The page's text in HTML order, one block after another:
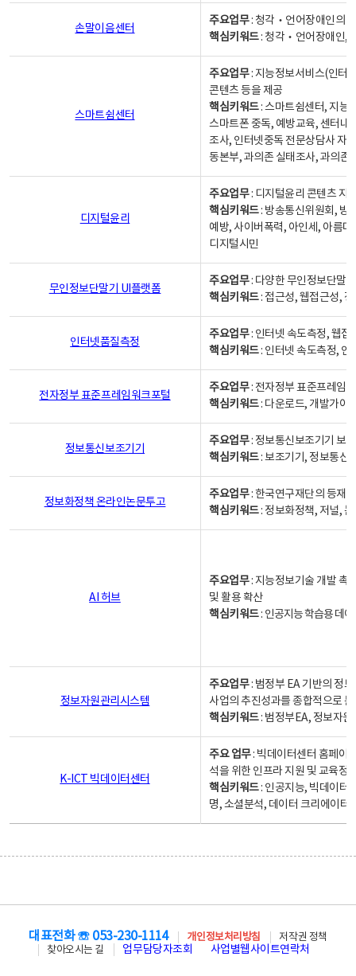
손말이음센터
주요업무: 청각‧언어장애인의
핵심키워드: 청각‧언어장애인,
스마트쉼센터
주요업무: 지능정보서비스(인터
콘텐츠 등을 제공
핵심키워드: 스마트쉼센터, 지능
스마트폰 중독, 예방교육, 센터내
조사, 인터넷중독 전문상담사 자
동본부, 과의존 실태조사, 과의존
디지털윤리
주요업무: 디지털윤리 콘텐츠 지
핵심키워드: 방송통신위원회, 방
예방, 사이버폭력, 아인세, 아름
디지털시민
무인정보단말기 UI플랫폼
주요업무: 다양한 무인정보단말
핵심키워드: 접근성, 웹접근성,
인터넷품질측정
주요업무: 인터넷 속도측정, 웹접
핵심키워드: 인터넷 속도측정, 인
전자정부 표준프레임워크포털
주요업무: 전자정부 표준프레임
핵심키워드: 다운로드, 개발가이
정보통신보조기기
주요업무: 정보통신보조기기 보
핵심키워드: 보조기기, 정보통신
정보화정책 온라인논문투고
주요업무: 한국연구재단의 등재
핵심키워드: 정보화정책, 저널,
AI 허브
주요업무: 지능정보기술 개발 촉
및 활용 확산
핵심키워드: 인공지능 학습용 데
정보자원관리시스템
주요업무: 범정부 EA 기반의 정
사업의 추진성과를 종합적으로
핵심키워드: 범정부EA, 정보자
K-ICT 빅데이터센터
주요 업무: 빅데이터센터 홈페이
석을 위한 인프라 지원 및 교육정
핵심키워드: 인공지능, 빅데이터,
명, 소셜분석, 데이터 크리에이터
대표전화 ☏ 053-230-1114 개인정보처리방침
저작권 정책
찾아오시는 길
업무담당자조회 사업별웹사이트연락처